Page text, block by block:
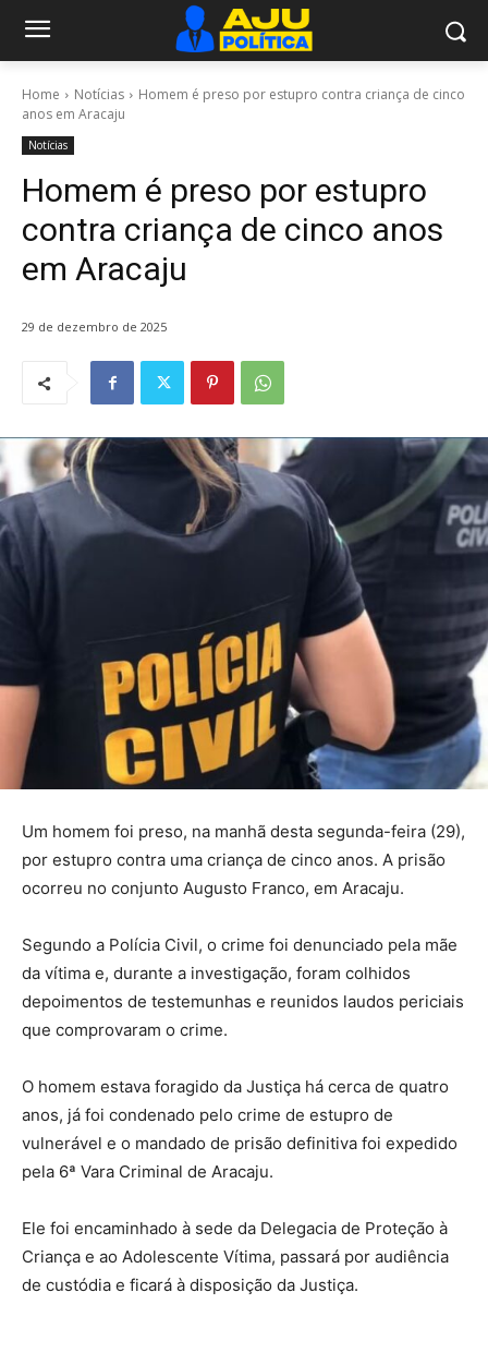
Home Notícias
Homem é preso por estupro contra criança de cinco
anos em Aracaju
Notícias
Homem é preso por estupro
contra criança de cinco anos
em Aracaju
29 de dezembro de 2025
Um homem foi preso, na manhã desta segunda-feira (29),
por estupro contra uma criança de cinco anos. A prisão
ocorreu no conjunto Augusto Franco, em Aracaju.
Segundo a Polícia Civil, o crime foi denunciado pela mãe
da vítima e, durante a investigação, foram colhidos
depoimentos de testemunhas e reunidos laudos periciais
que comprovaram o crime.
O homem estava foragido da Justiça há cerca de quatro
anos, já foi condenado pelo crime de estupro de
vulnerável e o mandado de prisão definitiva foi expedido
pela 6ª Vara Criminal de Aracaju.
Ele foi encaminhado à sede da Delegacia de Proteção à
Criança e ao Adolescente Vítima, passará por audiência
de custódia e ficará à disposição da Justiça.